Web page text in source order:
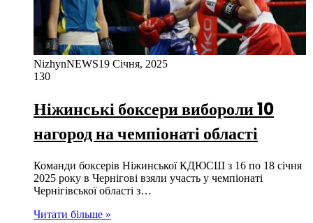
NizhynNEWS19 Січня, 2025
130
Ніжинські боксери вибороли 10
нагород на чемпіонаті області
Команди боксерів Ніжинської КДЮСШ з 16 по 18 січня
2025 року в Чернігові взяли участь у чемпіонаті
Чернігівської області з…
Читати більше »